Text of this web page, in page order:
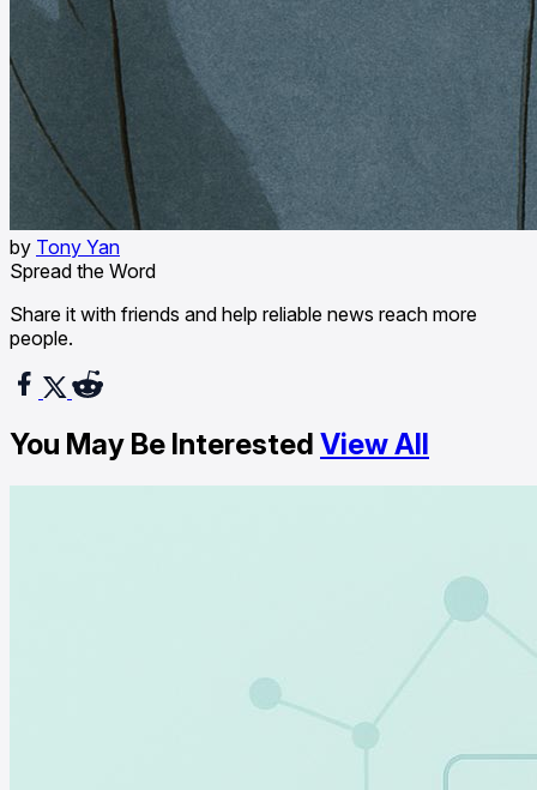
by Tony Yan
Spread the Word
Share it with friends and help reliable news reach more
people.
You May Be Interested View All